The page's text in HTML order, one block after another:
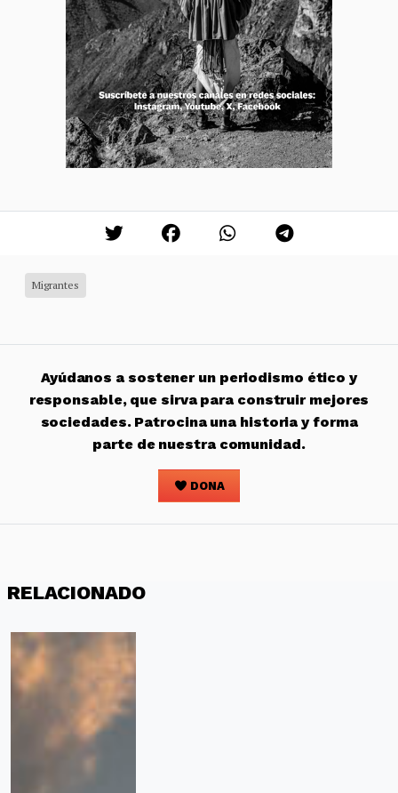
Migrantes
Ayúdanos a sostener un periodismo ético y
responsable, que sirva para construir mejores
sociedades. Patrocina una historia y forma
parte de nuestra comunidad.
DONA
RELACIONADO